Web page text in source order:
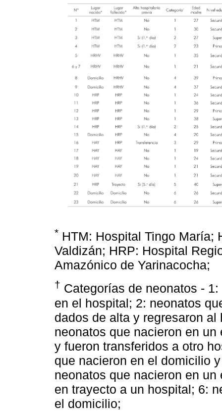
* HTM: Hospital Tingo María;
Valdizán; HRP: Hospital
Amazónico de Yarinacocha;
† Categorías de neonatos -
en el hospital; 2: neonatos
dados de alta y regresaron
neonatos que nacieron en
y fueron transferidos a otro
que nacieron en el domicilio
neonatos que nacieron en
en trayecto a un hospital; 6:
el domicilio;